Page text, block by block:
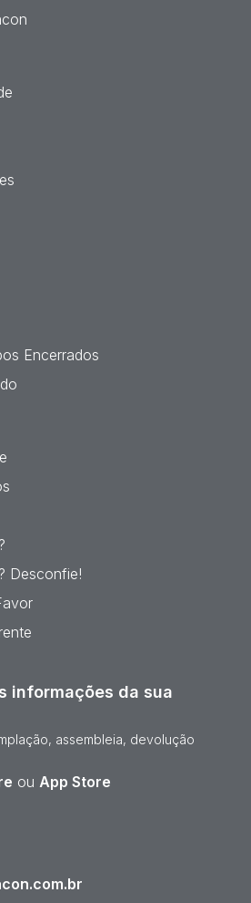
Encerrados
Desconfie!
informações da sua
assembleia, devolução
ou App Store